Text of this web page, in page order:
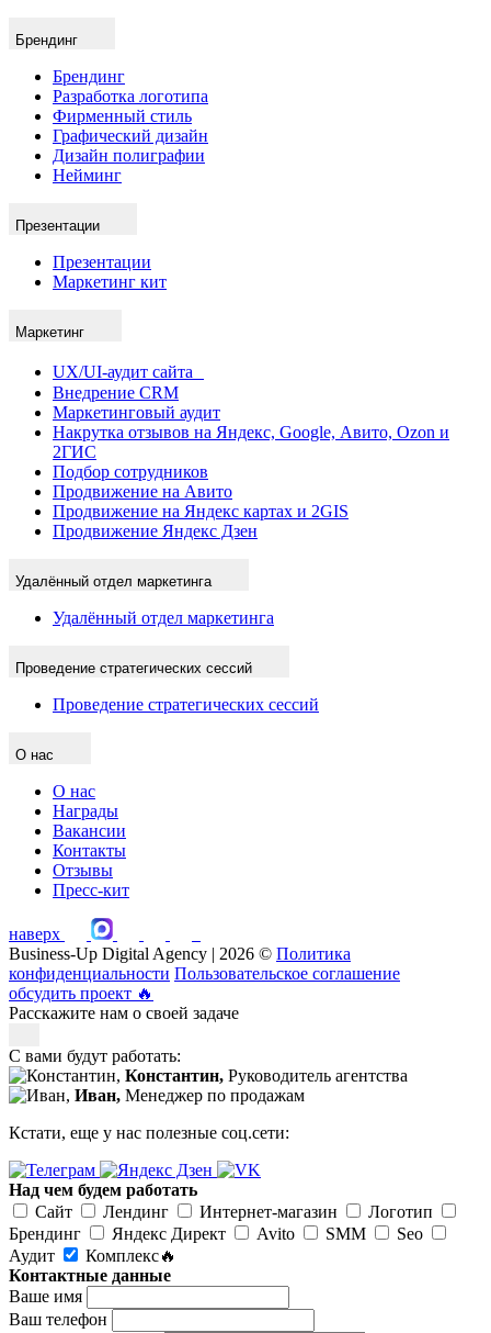
Брендинг
Брендинг
Разработка логотипа
Фирменный стиль
Графический дизайн
Дизайн полиграфии
Нейминг
Презентации
Презентации
Маркетинг кит
Маркетинг
UX/UI-аудит сайта
Внедрение CRM
Маркетинговый аудит
Накрутка отзывов на Яндекс, Google, Авито, Ozon и
2ГИС
Подбор сотрудников
Продвижение на Авито
Продвижение на Яндекс картах и 2GIS
Продвижение Яндекс Дзен
Удалённый отдел маркетинга
Удалённый отдел маркетинга
Проведение стратегических сессий
Проведение стратегических сессий
О нас
О нас
Награды
Вакансии
Контакты
Отзывы
Пресс-кит
наверх
Business-Up Digital Agency | 2026 © Политика
конфиденциальности Пользовательское соглашение
обсудить проект 🔥
Расскажите нам о своей задаче
С вами будут работать:
Константин, Руководитель агентства
Иван, Менеджер по продажам
Кстати, еще у нас полезные соц.сети:
Над чем будем работать
Сайт
Лендинг Интернет-магазин
Логотип
Брендинг
Яндекс Директ Avito SMM
Seo
Аудит
Комплекс🔥
Контактные данные
Ваше имя
Ваш телефон